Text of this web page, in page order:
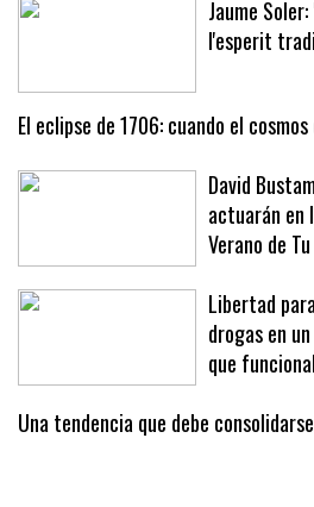
Jaume
l'esperit
El eclipse de 1706: cuando el
David
actuarán en
Verano de
Libertad
drogas en
que
Una tendencia que debe consolidarse